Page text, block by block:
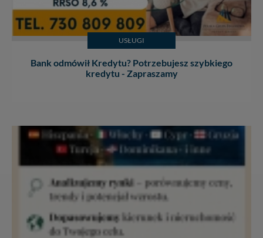
USŁUGI
Bank odmówił Kredytu? Potrzebujesz szybkiego
kredytu - Zapraszamy
Dziękujemy.
Pojezierze Gnieźnieńskie - odkrywaj i wypoczywaj...
Pojezierze Gnieźnieńskie - na weekend, wycieczkę,